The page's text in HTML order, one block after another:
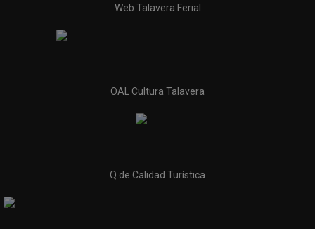
Web Talavera Ferial
OAL Cultura Talavera
Q de Calidad Turística